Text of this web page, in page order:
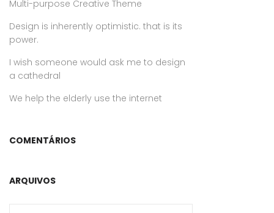
Multi-purpose Creative Theme
Design is inherently optimistic. that is its
power.
I wish someone would ask me to design
a cathedral
We help the elderly use the internet
COMENTÁRIOS
ARQUIVOS